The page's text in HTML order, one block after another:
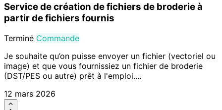
Service de création de fichiers de broderie à
partir de fichiers fournis
Terminé Commande
Je souhaite qu’on puisse envoyer un fichier (vectoriel ou
image) et que vous fournissiez un fichier de broderie
(DST/PES ou autre) prêt à l'emploi....
12 mars 2026